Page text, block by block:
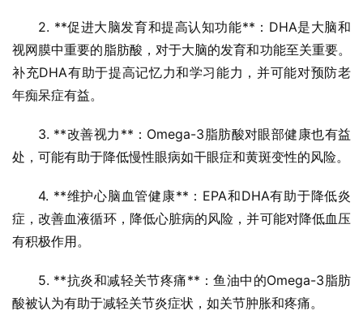
2. **促进大脑发育和提高认知功能**：DHA是大脑和
视网膜中重要的脂肪酸，对于大脑的发育和功能至关重要。
补充DHA有助于提高记忆力和学习能力，并可能对预防老
年痴呆症有益。
3. **改善视力**：Omega-3脂肪酸对眼部健康也有益
处，可能有助于降低慢性眼病如干眼症和黄斑变性的风险。
4. **维护心脑血管健康**：EPA和DHA有助于降低炎
症，改善血液循环，降低心脏病的风险，并可能对降低血压
有积极作用。
5. **抗炎和减轻关节疼痛**：鱼油中的Omega-3脂肪
酸被认为有助于减轻关节炎症状，如关节肿胀和疼痛。